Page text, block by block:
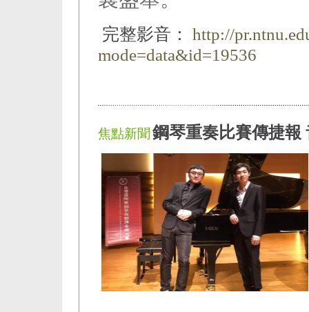
完整影音：
http://
mode=data&id=19536
焦點新聞鋼琴重奏比賽傳捷報